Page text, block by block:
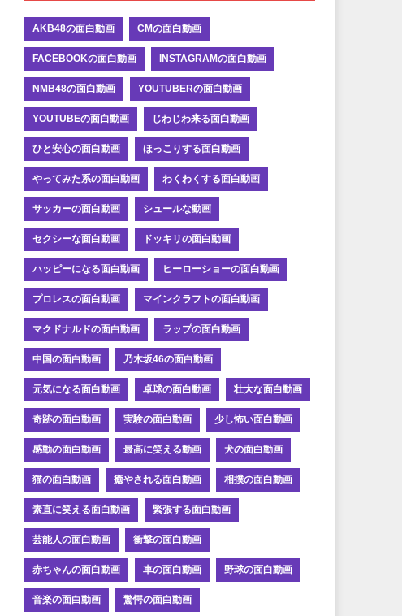
AKB48の面白動画 CMの面白動画
FACEBOOKの面白動画 INSTAGRAMの面白動画
NMB48の面白動画 YOUTUBERの面白動画
YOUTUBEの面白動画 じわじわ来る面白動画
ひと安心の面白動画 ほっこりする面白動画
やってみた系の面白動画 わくわくする面白動画
サッカーの面白動画 シュールな動画
セクシーな面白動画 ドッキリの面白動画
ハッピーになる面白動画 ヒーローショーの面白動画
プロレスの面白動画 マインクラフトの面白動画
マクドナルドの面白動画 ラップの面白動画
中国の面白動画 乃木坂46の面白動画
元気になる面白動画 卓球の面白動画 壮大な面白動画
奇跡の面白動画 実験の面白動画 少し怖い面白動画
感動の面白動画 最高に笑える動画 犬の面白動画
猫の面白動画 癒やされる面白動画 相撲の面白動画
素直に笑える面白動画 緊張する面白動画
芸能人の面白動画 衝撃の面白動画
赤ちゃんの面白動画 車の面白動画 野球の面白動画
音楽の面白動画 驚愕の面白動画